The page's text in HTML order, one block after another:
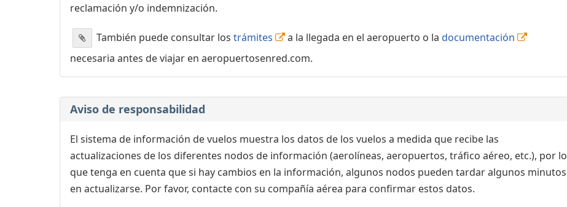
reclamación y/o indemnización.
También puede consultar los trámites a la llegada en el aeropuerto o la documentación
necesaria antes de viajar en aeropuertosenred.com.
Aviso de responsabilidad
El sistema de información de vuelos muestra los datos de los vuelos a medida que recibe las
actualizaciones de los diferentes nodos de información (aerolíneas, aeropuertos, tráfico aéreo, etc.), por lo
que tenga en cuenta que si hay cambios en la información, algunos nodos pueden tardar algunos minutos
en actualizarse. Por favor, contacte con su compañía aérea para confirmar estos datos.